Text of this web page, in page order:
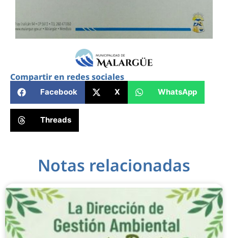
Compartir en redes sociales
Facebook X WhatsApp
Threads
Notas relacionadas